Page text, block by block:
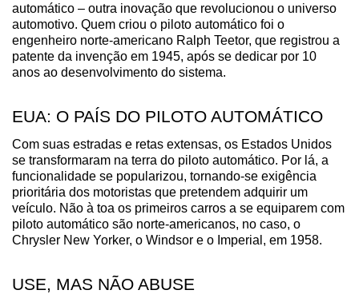
automático – outra inovação que revolucionou o universo
automotivo. Quem criou o piloto automático foi o
engenheiro norte-americano Ralph Teetor, que registrou a
patente da invenção em 1945, após se dedicar por 10
anos ao desenvolvimento do sistema.
EUA: O PAÍS DO PILOTO AUTOMÁTICO
Com suas estradas e retas extensas, os Estados Unidos
se transformaram na terra do piloto automático. Por lá, a
funcionalidade se popularizou, tornando-se exigência
prioritária dos motoristas que pretendem adquirir um
veículo. Não à toa os primeiros carros a se equiparem com
piloto automático são norte-americanos, no caso, o
Chrysler New Yorker, o Windsor e o Imperial, em 1958.
USE, MAS NÃO ABUSE